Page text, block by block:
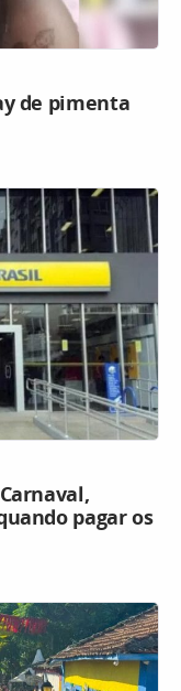
de pimenta
pagar os